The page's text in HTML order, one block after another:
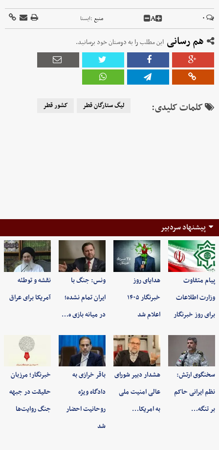
۰ A منبع :ايسنا
هم رسانی این مطلب را به دوستان خود برسانید.
کلمات کلیدی: لیگ ستارگان قطر کشور قطر
پیشنهاد سردبیر
پیام متفاوت
وزارت اطلاعات
برای روز خبرنگار
هدایای روز
خبرنگار ۱۴۰۵
اعلام شد
ونس: جنگ با
ایران تمام نشده؛
در میانه بازی ه…
نقشه و توطئه
آمریکا برای عراق
سخنگوی ارتش:
نظم ایرانی حاکم
بر تنگه…
هشدار دبیر شورای
عالی امنیت ملی
به امریکا…
باقر خرازی به
دادگاه ویژه
روحانیت احضار
شد
خبرنگار؛ مرزبان
حقیقت در جبهه
جنگ روایت‌ها